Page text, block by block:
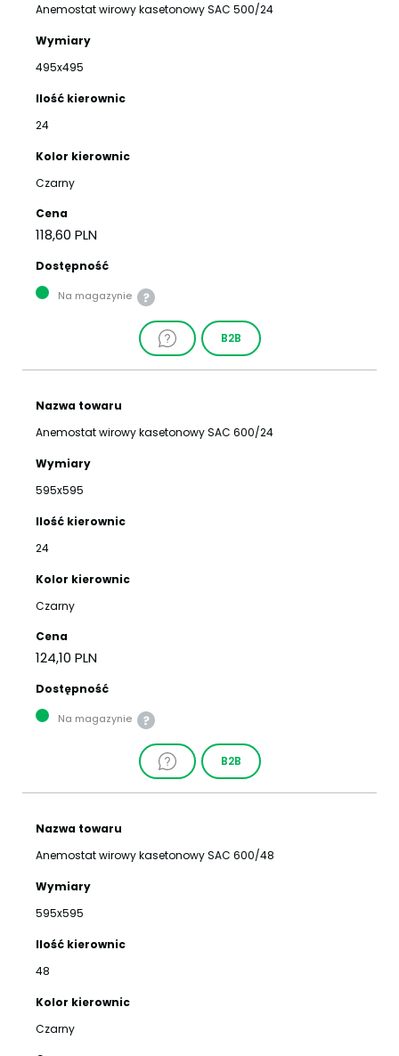
Anemostat wirowy kasetonowy SAC 500/24
Wymiary
495x495
Ilość kierownic
24
Kolor kierownic
Czarny
Cena
118,60 PLN
Dostępność
Na magazynie
B2B
Nazwa towaru
Anemostat wirowy kasetonowy SAC 600/24
Wymiary
595x595
Ilość kierownic
24
Kolor kierownic
Czarny
Cena
124,10 PLN
Dostępność
Na magazynie
B2B
Nazwa towaru
Anemostat wirowy kasetonowy SAC 600/48
Wymiary
595x595
Ilość kierownic
48
Kolor kierownic
Czarny